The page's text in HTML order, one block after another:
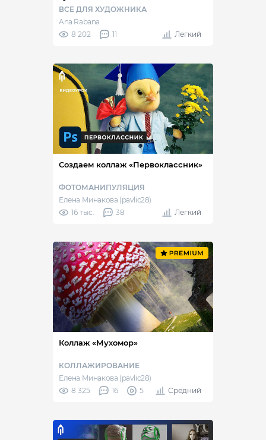
ВСЕ ДЛЯ ХУДОЖНИКА
Ana Rabana
8 202
11 Легкий
Создаем коллаж «Первоклассник»
ФОТОМАНИПУЛЯЦИЯ
Елена Минакова (pavlic28)
16 тыс.
38 Легкий
Коллаж «Мухомор»
КОЛЛАЖИРОВАНИЕ
Елена Минакова (pavlic28)
8 325
16 5 Средний